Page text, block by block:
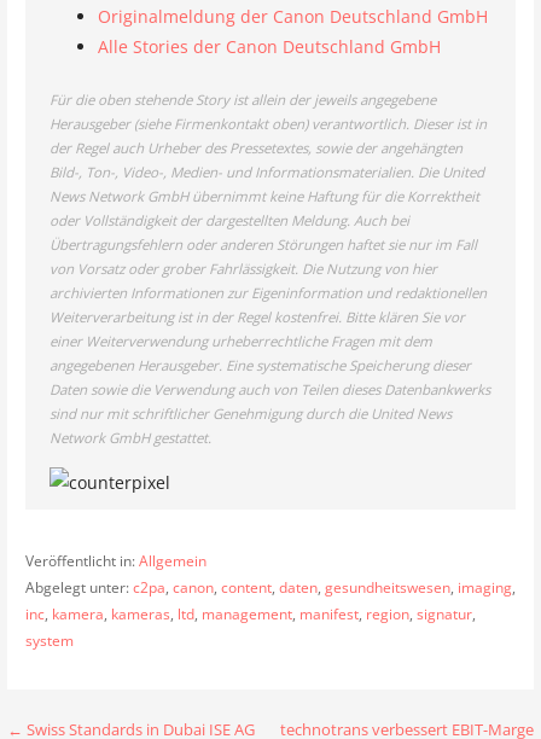
Originalmeldung der Canon Deutschland GmbH
Alle Stories der Canon Deutschland GmbH
Für die oben stehende Story ist allein der jeweils angegebene
Herausgeber (siehe Firmenkontakt oben) verantwortlich. Dieser ist in
der Regel auch Urheber des Pressetextes, sowie der angehängten
Bild-, Ton-, Video-, Medien- und Informationsmaterialien. Die United
News Network GmbH übernimmt keine Haftung für die Korrektheit
oder Vollständigkeit der dargestellten Meldung. Auch bei
Übertragungsfehlern oder anderen Störungen haftet sie nur im Fall
von Vorsatz oder grober Fahrlässigkeit. Die Nutzung von hier
archivierten Informationen zur Eigeninformation und redaktionellen
Weiterverarbeitung ist in der Regel kostenfrei. Bitte klären Sie vor
einer Weiterverwendung urheberrechtliche Fragen mit dem
angegebenen Herausgeber. Eine systematische Speicherung dieser
Daten sowie die Verwendung auch von Teilen dieses Datenbankwerks
sind nur mit schriftlicher Genehmigung durch die United News
Network GmbH gestattet.
Veröffentlicht in:Allgemein
Abgelegt unter:c2pa, canon, content, daten, gesundheitswesen, imaging,
inc, kamera, kameras, ltd, management, manifest, region, signatur,
system
← Swiss Standards in Dubai ISE AG
technotrans verbessert EBIT-Marge